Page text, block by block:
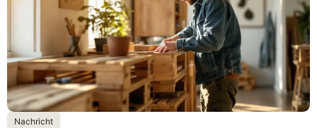
Nachricht